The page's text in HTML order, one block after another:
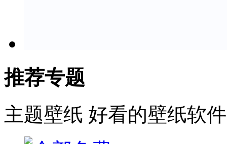
推荐专题
主题壁纸 好看的壁纸软件